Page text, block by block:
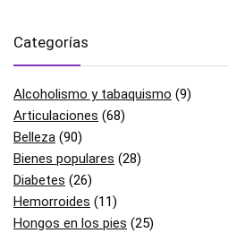
Categorías
Alcoholismo y tabaquismo (9)
Articulaciones (68)
Belleza (90)
Bienes populares (28)
Diabetes (26)
Hemorroides (11)
Hongos en los pies (25)